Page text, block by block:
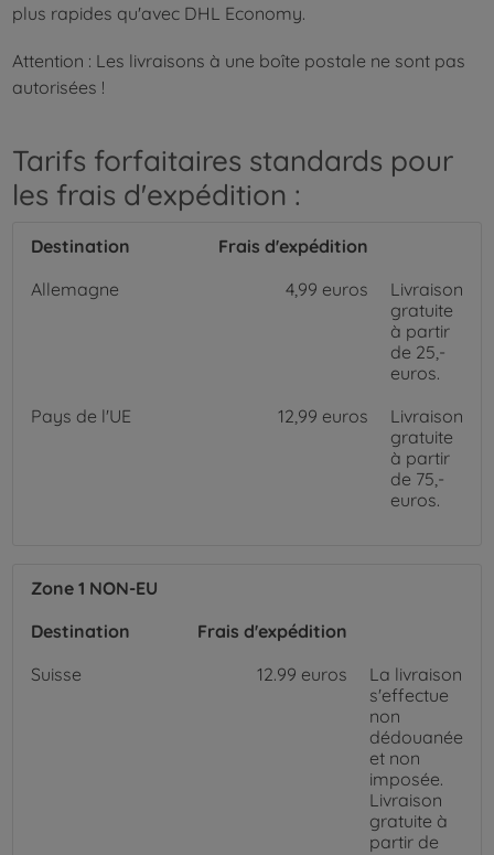
plus rapides qu'avec DHL Economy.
Attention : Les livraisons à une boîte postale ne sont pas
autorisées !
Tarifs forfaitaires standards pour
les frais d'expédition :
Destination
Frais d'expédition
Allemagne
4,99 euros
Livraison
gratuite
à partir
de 25,-
euros.
Pays de l'UE
12,99 euros
Livraison
gratuite
à partir
de 75,-
euros.
Zone 1 NON-EU
Destination
Frais d'expédition
Suisse
12.99 euros
La livraison
s'effectue
non
dédouanée
et non
imposée.
Livraison
gratuite à
partir de